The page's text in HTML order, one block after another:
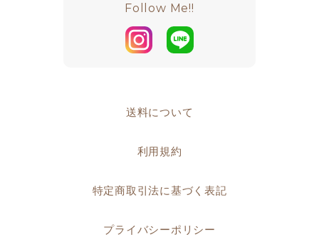
Follow Me!!
送料について
利用規約
特定商取引法に基づく表記
プライバシーポリシー